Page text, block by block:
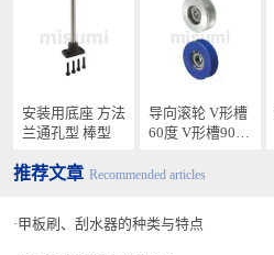
安装用底座 方法
兰通孔型 棒型
导向滚轮 V形槽
60度 V形槽90度
推荐文章 Recommended articles
甲板刷、刮水器的种类与特点